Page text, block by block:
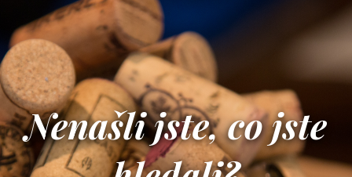
Nenašli jste, co jste